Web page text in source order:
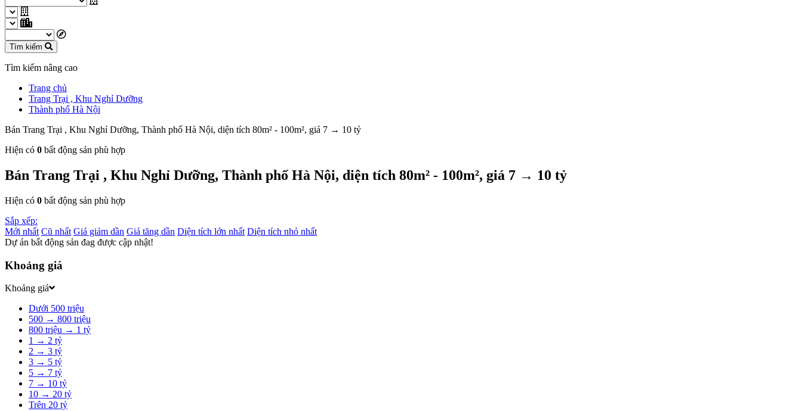
Tìm kiếm
Tìm kiếm nâng cao
Trang chủ
Trang Trại , Khu Nghỉ Dưỡng
Thành phố Hà Nội
Bán Trang Trại , Khu Nghỉ Dưỡng, Thành phố Hà Nội, diện tích 80m² - 100m², giá 7 → 10 tỷ
Hiện có 0 bất động sản phù hợp
Bán Trang Trại , Khu Nghỉ Dưỡng, Thành phố Hà Nội, diện tích 80m² - 100m², giá 7 → 10 tỷ
Hiện có 0 bất động sản phù hợp
Sắp xếp:
Mới nhất Cũ nhất Giá giảm dần Giá tăng dần Diện tích lớn nhất Diện tích nhỏ nhất
Dự án bất động sản đag được cập nhật!
Khoảng giá
Khoảng giá
Dưới 500 triệu
500 → 800 triệu
800 triệu → 1 tỷ
1 → 2 tỷ
2 → 3 tỷ
3 → 5 tỷ
5 → 7 tỷ
7 → 10 tỷ
10 → 20 tỷ
Trên 20 tỷ